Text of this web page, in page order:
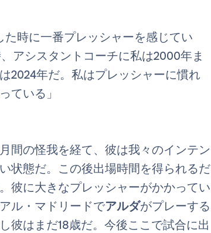
た時に一番プレッシャーを感じてい
アシスタントコーチに私は2000年ま
2024年だ。私はプレッシャーに慣れ
ている」
間の怪我を経て、彼は我々のインテン
状態だ。この後出場時間を得られるだ
彼に大きなプレッシャーがかかってい
ル・マドリードでアルダがプレーする
彼はまだ18歳だ。今後ここで試合に出